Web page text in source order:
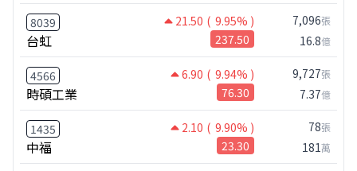
8039 21.50 ( 9.95% )
台虹 237.50
7,096張
16.8億
4566 6.90 ( 9.94% )
時碩工業 76.30
9,727張
7.37億
1435 2.10 ( 9.90% )
中福 23.30
78張
181萬